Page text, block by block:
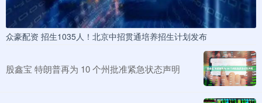
众豪配资 招生1035人！北京中招贯通培养招生计划发布
股鑫宝 特朗普再为 10 个州批准紧急状态声明